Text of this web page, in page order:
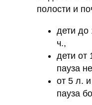
полости и
дети до
ч.,
дети от
пауза
от 5 л.
пауза